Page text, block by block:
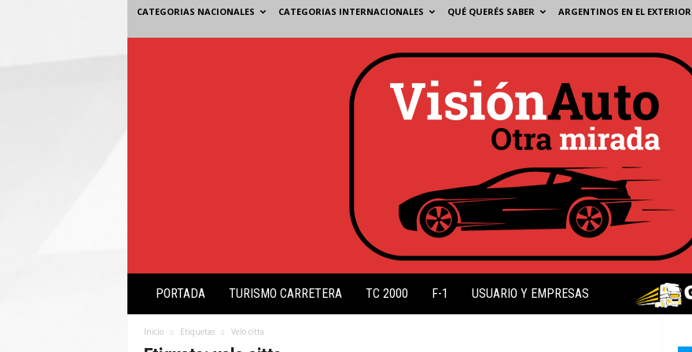
CATEGORIAS NACIONALES CATEGORIAS INTERNACIONALES QUÉ QUERÉS SABER ARGENTINOS EN EL EXTERIOR
s
PORTADA TURISMO CARRETERA TC 2000 F-1 USUARIO Y EMPRESAS
Inicio Etiquetas Velo citta